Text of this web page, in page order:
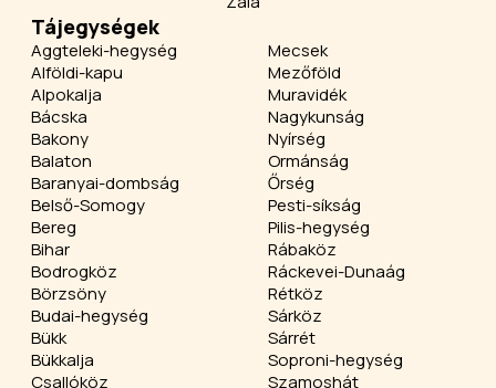
Tájegységek
Aggteleki-hegység
Alföldi-kapu
Alpokalja
Bácska
Bakony
Balaton
Baranyai-dombság
Belső-Somogy
Bereg
Bihar
Bodrogköz
Börzsöny
Budai-hegység
Bükk
Bükkalja
Csallóköz
Mecsek
Mezőföld
Muravidék
Nagykunság
Nyírség
Ormánság
Őrség
Pesti-síkság
Pilis-hegység
Rábaköz
Ráckevei-Dunaág
Rétköz
Sárköz
Sárrét
Soproni-hegység
Szamoshát